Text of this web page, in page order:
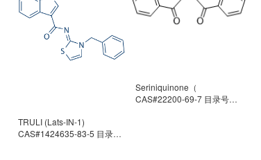
TRULI (Lats-IN-1)
CAS#1424635-83-5 目录号
Seriniquinone（
CAS#22200-69-7 目录号